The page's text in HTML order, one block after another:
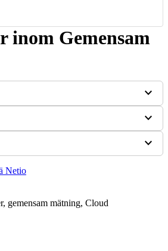
Gemensam
expand_more
expand_more
expand_more
gemensam mätning, Cloud